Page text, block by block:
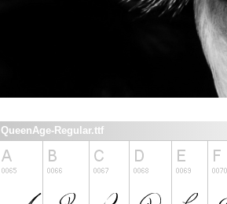
QueenAge-Regular.ttf